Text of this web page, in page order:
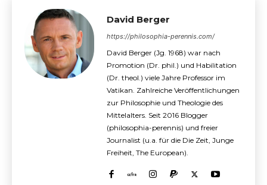
David Berger
https://philosophia-perennis.com/
David Berger (Jg. 1968) war nach
Promotion (Dr. phil.) und Habilitation
(Dr. theol.) viele Jahre Professor im
Vatikan. Zahlreiche Veröffentlichungen
zur Philosophie und Theologie des
Mittelalters. Seit 2016 Blogger
(philosophia-perennis) und freier
Journalist (u.a. für die Die Zeit, Junge
Freiheit, The European).